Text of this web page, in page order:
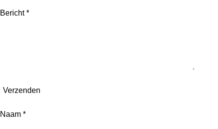
Bericht *
Verzenden
Naam *